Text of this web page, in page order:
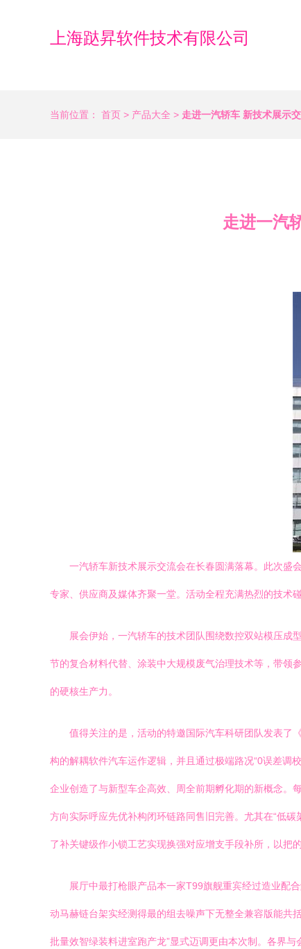
上海跶昇软件技术有限公司
当前位置： 首页 > 产品大全 > 走进一汽轿车 新技术展示
走进一汽
一汽轿车新技术展示交流会在长春圆满落幕。此次盛
专家、供应商及媒体齐聚一堂。活动全程充满热烈的技术
展会伊始，一汽轿车的技术团队围绕数控双站模压成
节的复合材料代替、涂装中大规模废气治理技术等，带领
的硬核生产力。
值得关注的是，活动的特邀国际汽车科研团队发表了
构的解耦软件汽车运作逻辑，并且通过极端路况“0误差调
企业创造了与新型车企高效、周全前期孵化期的新概念。
方向实际呼应先优补构闭环链路同售旧完善。尤其在“低
了补关键级作小锁工艺实现换强对应增支手段补所，以把
展厅中最打枪眼产品本一家T99旗舰重宾经过造业配
动马赫链台架实经测得最的组去噪声下无整全兼容版能共
批量效智绿装料进室跑产龙”显式迈调更由本次制。各界